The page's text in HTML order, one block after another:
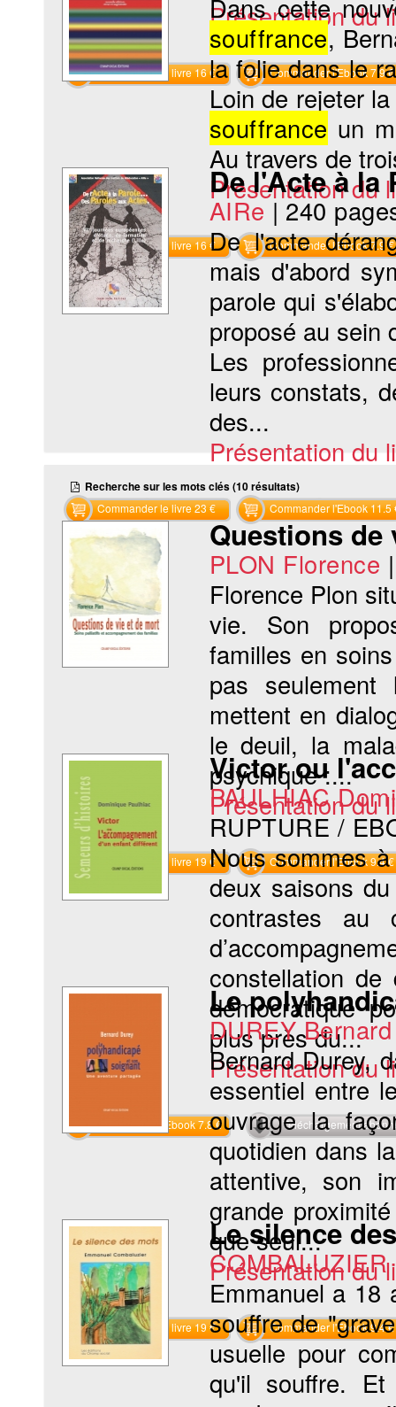
Présentation du
Commander le livre 16 € Commander l'Ebook 7.9 €
Dans cette
souffrance,
la folie dans le
Loin de rejeter
souffrance un
Au travers de
Présentation du
Commander le livre 16 € Commander l'Ebook 7.9 €
De l'Acte à la
AIRe |240
De l'acte
mais d'abord
parole qui
proposé au sein
Les
leurs constats,
des...
Présentation du
Commander le livre 23 € Commander l'Ebook 11.5
Recherche sur les mots clés (10 résultats)
Questions de
PLON Florence
Florence Plon
vie. Son
familles en
pas
mettent en
le deuil, la
psychique :...
Présentation du
Commander le livre 19 € Commander l'Ebook 9.4 €
Victor ou
PAULHIAC
RUPTURE /
Nous sommes
deux saisons
contrastes au
constellation
démocratique
plus près du...
Présentation du
Commander l'Ebook 7.8 € Téléchargement
Le
DUREY Bernard
Bernard Durey,
essentiel entre
ouvrage la
quotidien dans
attentive, son
grande
que seul...
Présentation du
Commander le livre 19 € Commander l'Ebook 9.4 €
Le silence
Emmanuel a 18
souffre de
usuelle pour
qu'il souffre.